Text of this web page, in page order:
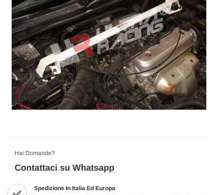
Hai Domande?
Contattaci su Whatsapp
Spedizione In Italia Ed Europa